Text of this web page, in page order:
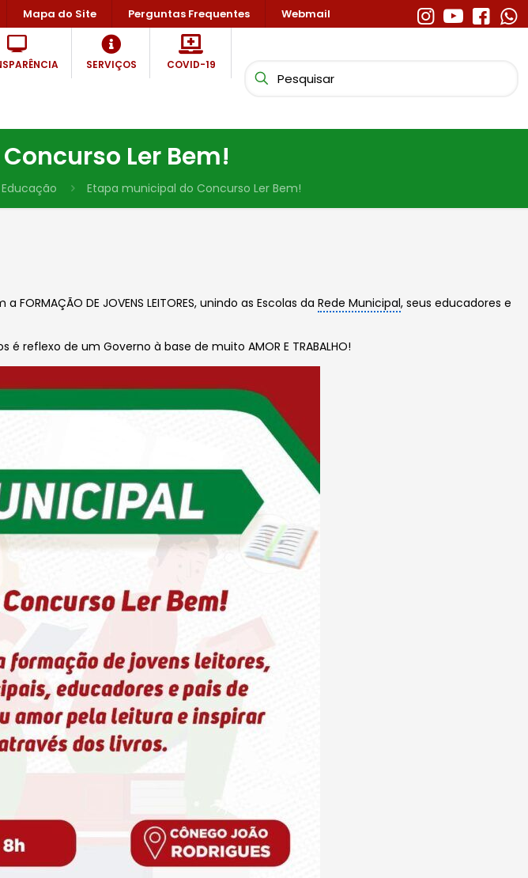
Mapa do Site Perguntas Frequentes Webmail
SERVIÇOS COVID-19
Ler Bem!
Etapa municipal do Concurso Ler Bem!
DE JOVENS LEITORES, unindo as Escolas daRede Municipal, seus educadores e
reflexo de um Governo à base de muito AMOR E TRABALHO!